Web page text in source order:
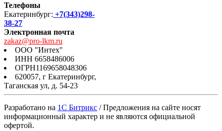
Телефоны
Екатеринбург: +7(343)298-
38-27
Электронная почта
zakaz@pro-lkm.ru
ООО "Интех"
ИНН 6658486006
ОГРН1169658048306
620057, г Екатеринбург,
Таганская ул, д. 54-23
Разработано на 1C Битрикс / Предложения на сайте носят
информационный характер и не являются официальной
офертой.